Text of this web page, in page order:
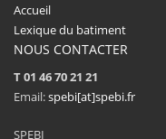
Accueil
Lexique du batiment
NOUS CONTACTER
T 01 46 70 21 21
Email:spebi[at]spebi.fr
SPEBI